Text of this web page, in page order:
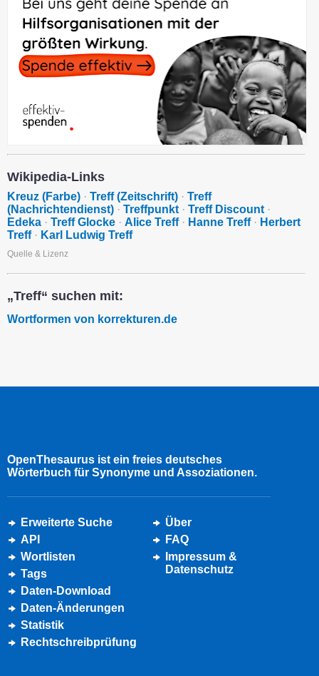
Wikipedia-Links
Kreuz (Farbe) · Treff (Zeitschrift) · Treff
(Nachrichtendienst) · Treffpunkt · Treff Discount ·
Edeka · Treff Glocke · Alice Treff· Hanne Treff· Herbert
Treff· Karl Ludwig Treff
Quelle & Lizenz
„Treff“ suchen mit:
Wortformen von korrekturen.de
OpenThesaurus ist ein freies deutsches
Wörterbuch für Synonyme und Assoziationen.
Erweiterte Suche
API
Wortlisten
Tags
Daten-Download
Daten-Änderungen
Statistik
Rechtschreibprüfung
Über
FAQ
Impressum &
Datenschutz